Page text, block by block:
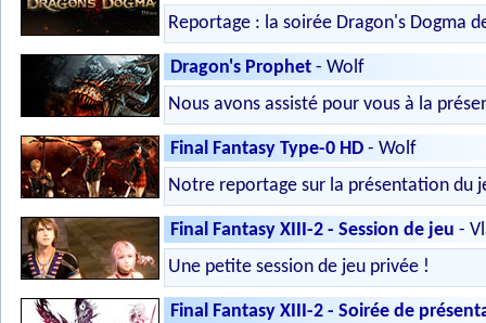
Reportage : la soirée Dragon's Dogma
Dragon's Prophet - Wolf
Nous avons assisté pour vous à la
Final Fantasy Type-0 HD - Wolf
Notre reportage sur la présentation du
Final Fantasy XIII-2 - Session de jeu -
Une petite session de jeu privée !
Final Fantasy XIII-2 - Soirée de